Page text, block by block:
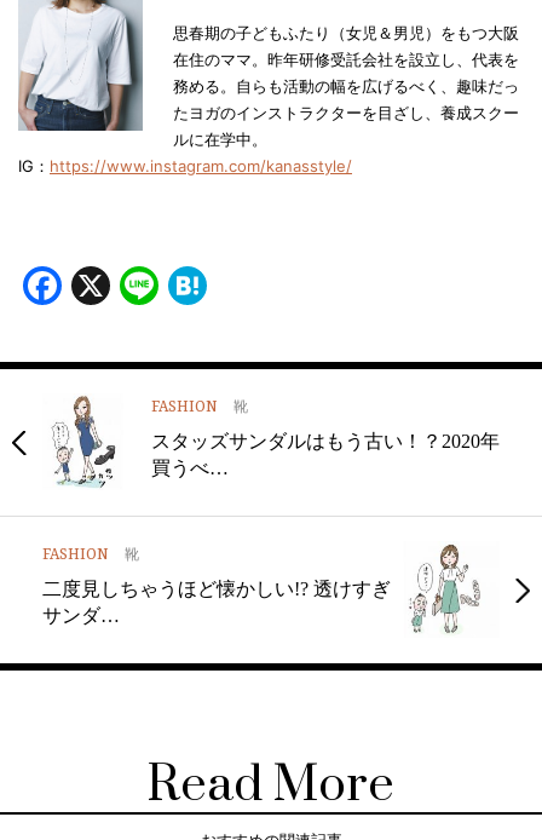
思春期の子どもふたり（女児＆男児）をもつ大阪
在住のママ。昨年研修受託会社を設立し、代表を
務める。自らも活動の幅を広げるべく、趣味だっ
たヨガのインストラクターを目ざし、養成スクー
ルに在学中。
IG： https://www.instagram.com/kanasstyle/
Facebook
X Line
FASHION 靴
スタッズサンダルはもう古い！？2020年
買うべ…
FASHION 靴
二度見しちゃうほど懐かしい!? 透けすぎ
サンダ…
Read More